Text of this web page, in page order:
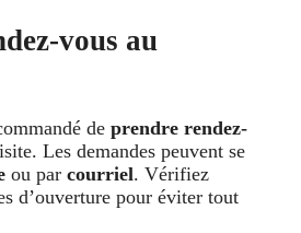
vous au
de prendre rendez-
Les demandes peuvent se
ou par courriel. Vérifiez
d’ouverture pour éviter tout